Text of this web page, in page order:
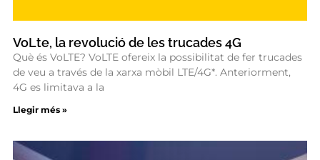
VoLte, la revolució de les trucades 4G
Què és VoLTE? VoLTE ofereix la possibilitat de fer trucades
de veu a través de la xarxa mòbil LTE/4G*. Anteriorment,
4G es limitava a la
Llegir més »